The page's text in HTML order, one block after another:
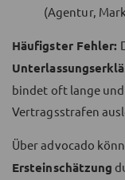
(Agentur,
Häufigster Fehler:
bindet oft lange
Vertragsstrafen
Über advocado
Ersteinschätzung